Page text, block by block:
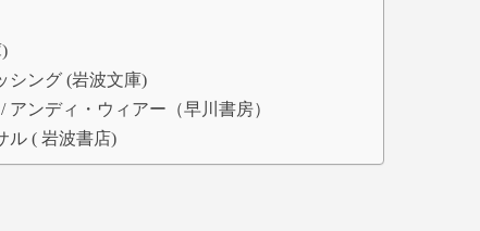
シング (岩波文庫)
ンディ・ウィアー（早川書房）
ル (‎ 岩波書店)